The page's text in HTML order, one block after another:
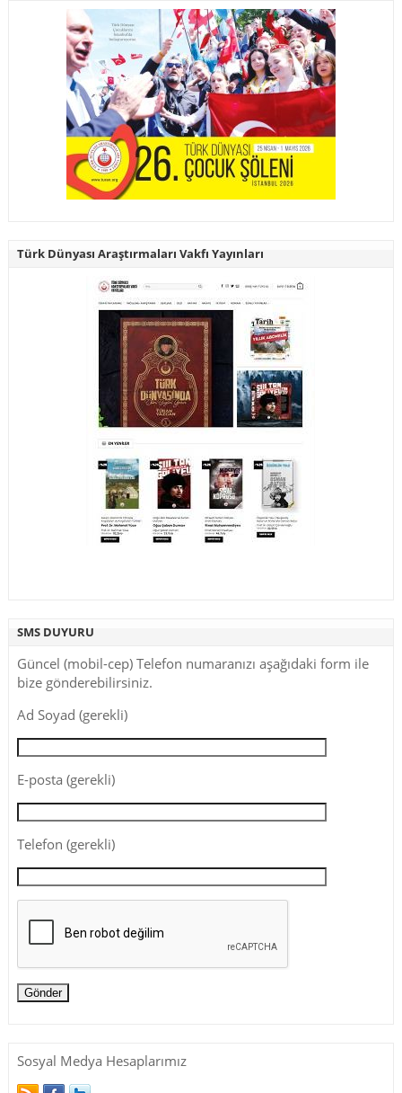
Türk Dünyası Araştırmaları Vakfı Yayınları
SMS DUYURU
Güncel (mobil-cep) Telefon numaranızı aşağıdaki form ile
bize gönderebilirsiniz.
Ad Soyad (gerekli)
E-posta (gerekli)
Telefon (gerekli)
Sosyal Medya Hesaplarımız